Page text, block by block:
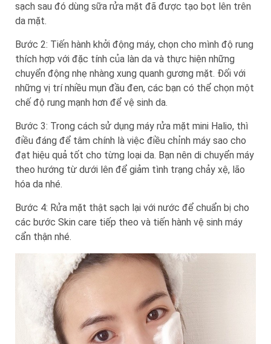
sạch sau đó dùng sữa rửa mặt đã được tạo bọt lên trên
da mặt.
Bước 2: Tiến hành khởi động máy, chọn cho mình độ rung
thích hợp với đặc tính của làn da và thực hiện những
chuyển động nhẹ nhàng xung quanh gương mặt. Đối với
những vị trí nhiều mụn đầu đen, các bạn có thể chọn một
chế độ rung mạnh hơn để vệ sinh da.
Bước 3: Trong cách sử dụng máy rửa mặt mini Halio, thì
điều đáng để tâm chính là việc điều chỉnh máy sao cho
đạt hiệu quả tốt cho từng loại da. Bạn nên di chuyển máy
theo hướng từ dưới lên để giảm tình trạng chảy xệ, lão
hóa da nhé.
Bước 4: Rửa mặt thật sạch lại với nước để chuẩn bị cho
các bước Skin care tiếp theo và tiến hành vệ sinh máy
cẩn thận nhé.